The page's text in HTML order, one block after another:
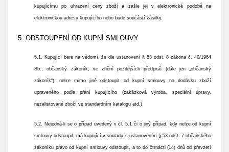
kupujícímu po uhrazení ceny zboží a zašle jej v elektronické podobě na
elektronickou adresu kupujícího nebo bude součástí zásilky.
5. ODSTOUPENÍ OD KUPNÍ SMLOUVY
5.1. Kupující bere na vědomí, že dle ustanovení § 53 odst. 8 zákona č. 40/1964
Sb., občanský zákoník, ve znění pozdějších předpisů (dále jen „občanský
zákoník“), nelze mimo jiné odstoupit od kupní smlouvy na dodávku zboží
upraveného podle přání kupujícího (zakázková výroba, speciální úpravy,
nezalistované zboží ve standardním katalogu atd.)
5.2. Nejedná-li se o případ uvedený v čl. 5.1 či o jiný případ, kdy nelze od kupní
smlouvy odstoupit, má kupující v souladu s ustanovením § 53 odst. 7 občanského
zákoníku právo od kupní smlouvy odstoupit, a to do čtrnácti (14) dnů od převzetí